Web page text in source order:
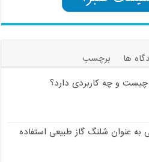
ها
برچسب
و چه کاربردی دارد؟
به عنوان شلنگ گاز طبیعی استفاده